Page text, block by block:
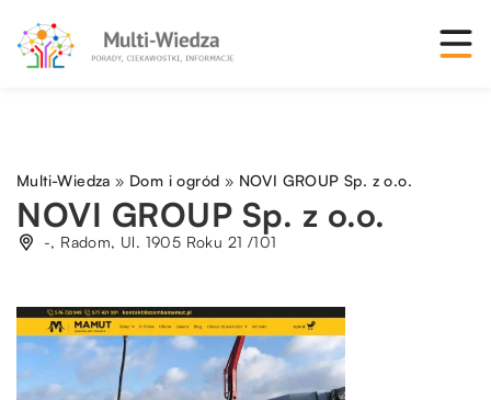
Multi-Wiedza » Dom i ogród » NOVI GROUP Sp. z o.o.
NOVI GROUP Sp. z o.o.
-, Radom, Ul. 1905 Roku 21 /101